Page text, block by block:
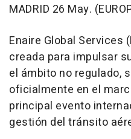
MADRID 26 May.
Enaire Global Services
creada para impulsar
el ámbito no regulado,
oficialmente en el
principal evento
gestión del tránsito